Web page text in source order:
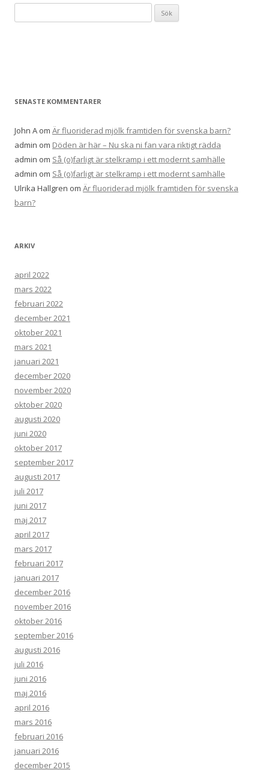
efter:
SENASTE KOMMENTARER
John A om Är fluoriderad mjölk framtiden för svenska barn?
admin om Döden är här – Nu ska ni fan vara riktigt rädda
admin om Så (o)farligt är stelkramp i ett modernt samhälle
admin om Så (o)farligt är stelkramp i ett modernt samhälle
Ulrika Hallgren om Är fluoriderad mjölk framtiden för svenska
barn?
ARKIV
april 2022
mars 2022
februari 2022
december 2021
oktober 2021
mars 2021
januari 2021
december 2020
november 2020
oktober 2020
augusti 2020
juni 2020
oktober 2017
september 2017
augusti 2017
juli 2017
juni 2017
maj 2017
april 2017
mars 2017
februari 2017
januari 2017
december 2016
november 2016
oktober 2016
september 2016
augusti 2016
juli 2016
juni 2016
maj 2016
april 2016
mars 2016
februari 2016
januari 2016
december 2015